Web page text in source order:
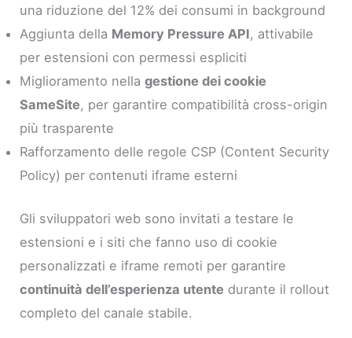
una riduzione del 12% dei consumi in background
Aggiunta della Memory Pressure API, attivabile
per estensioni con permessi espliciti
Miglioramento nellagestione dei cookie
SameSite, per garantire compatibilità cross-origin
più trasparente
Rafforzamento delle regole CSP (Content Security
Policy) per contenuti iframe esterni
Gli sviluppatori web sono invitati a testare le
estensioni e i siti che fanno uso di cookie
personalizzati e iframe remoti per garantire
continuità dell’esperienza utente durante il rollout
completo del canale stabile.